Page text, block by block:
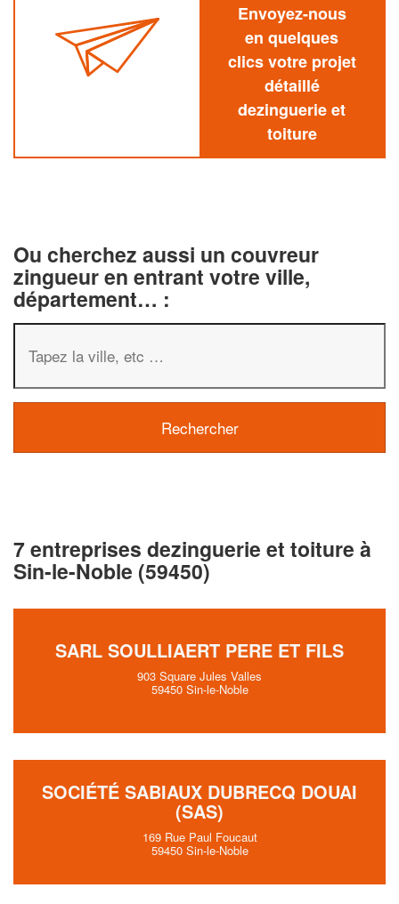
Envoyez-nous
en quelques
clics votre projet
détaillé
dezinguerie et
toiture
Ou cherchez aussi un couvreur
zingueur en entrant votre ville,
département… :
7 entreprises dezinguerie et toiture à
Sin-le-Noble (59450)
SARL SOULLIAERT PERE ET FILS
903 Square Jules Valles
59450 Sin-le-Noble
SOCIÉTÉ SABIAUX DUBRECQ DOUAI
(SAS)
169 Rue Paul Foucaut
59450 Sin-le-Noble